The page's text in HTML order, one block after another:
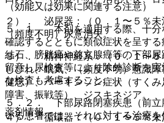
２）． 泌尿器：（０．１〜５％未
（頻度不明）尿意消失。
３）． 精神神経系：（０．１〜５
しびれ、眠気、（頻度不明）意識
健忘）、パーキンソン症状（すく
障害、振戦等）、ジスキネジア。
４）． 循環器：（０．１〜５％未
（効能又は効果に関連する注意）
５．１． 本剤を適用する際、十分
確認するとともに類似症状を呈す
結石、膀胱癌や前立腺癌等の下部
留意し尿検査等により除外診断を
な検査も考慮すること。
５．２． 下部尿路閉塞疾患（前立
いる患者では、それに対する治療
薬剤情報